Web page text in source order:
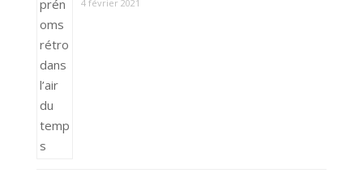
4 février 2021